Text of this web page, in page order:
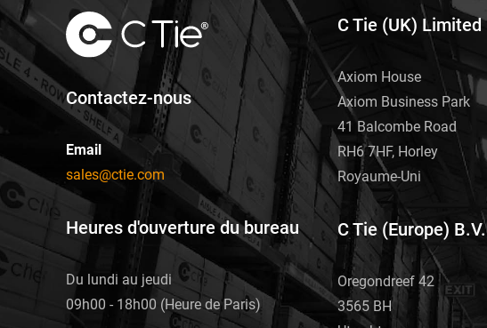
être
choisies
sur
la
page
du
produit
être
sur
la
page
du
produit
Contactez-nous
Email
sales@ctie.com
Heures d'ouverture du bureau
Du lundi au jeudi
09h00 - 18h00 (Heure de Paris)
C Tie (UK) Limited
Axiom House
Axiom Business Park
41 Balcombe Road
RH6 7HF, Horley
Royaume-Uni
C Tie (Europe) B.V.
Oregondreef 42
3565 BH